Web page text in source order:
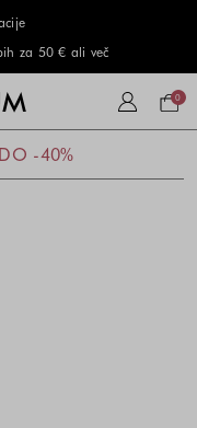
za 50 € ali več
0
-40%